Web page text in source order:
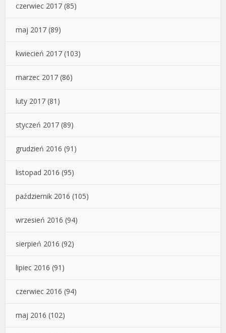
czerwiec 2017 (85)
maj 2017 (89)
kwiecień 2017 (103)
marzec 2017 (86)
luty 2017 (81)
styczeń 2017 (89)
grudzień 2016 (91)
listopad 2016 (95)
październik 2016 (105)
wrzesień 2016 (94)
sierpień 2016 (92)
lipiec 2016 (91)
czerwiec 2016 (94)
maj 2016 (102)